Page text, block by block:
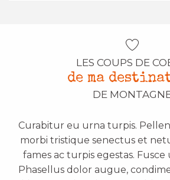
LES COUPS DE
de ma
DE
Curabitur eu urna turpis.
morbi tristique senectus et
fames ac turpis egestas.
Phasellus dolor augue,